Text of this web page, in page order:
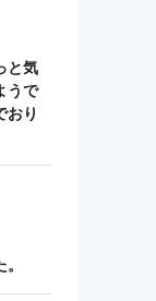
と気
うで
おり